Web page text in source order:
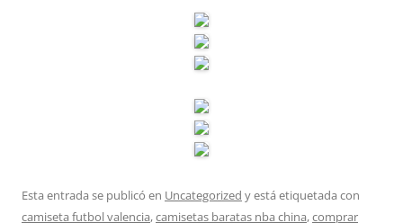
Esta entrada se publicó en Uncategorized y está etiquetada con
camiseta futbol valencia,camisetas baratas nba china,comprar